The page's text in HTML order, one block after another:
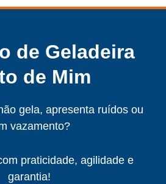
de Geladeira
de Mim
gela, apresenta ruídos ou
vazamento?
praticidade, agilidade e
garantia!